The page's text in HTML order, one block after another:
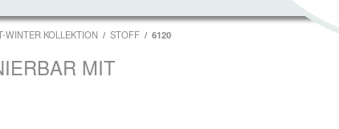
WINTER KOLLEKTION STOFF 6120
MIT